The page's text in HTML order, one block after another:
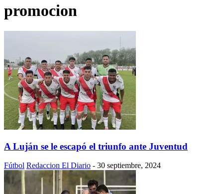
promocion
A Luján se le escapó el triunfo ante Juventud
Fútbol Redaccion El Diario - 30 septiembre, 2024